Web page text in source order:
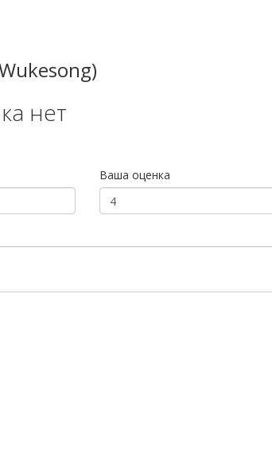
нет
Ваша оценка